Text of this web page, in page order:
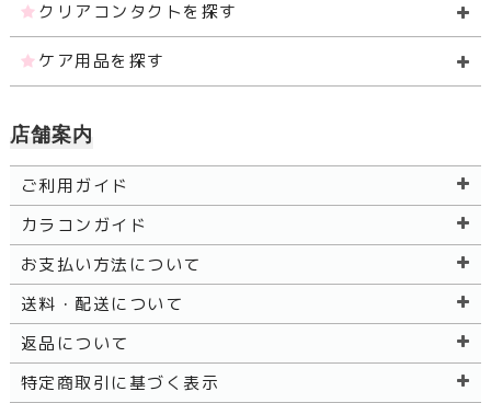
クリアコンタクトを探す
ケア用品を探す
店舗案内
ご利用ガイド
カラコンガイド
お支払い方法について
送料・配送について
返品について
特定商取引に基づく表示